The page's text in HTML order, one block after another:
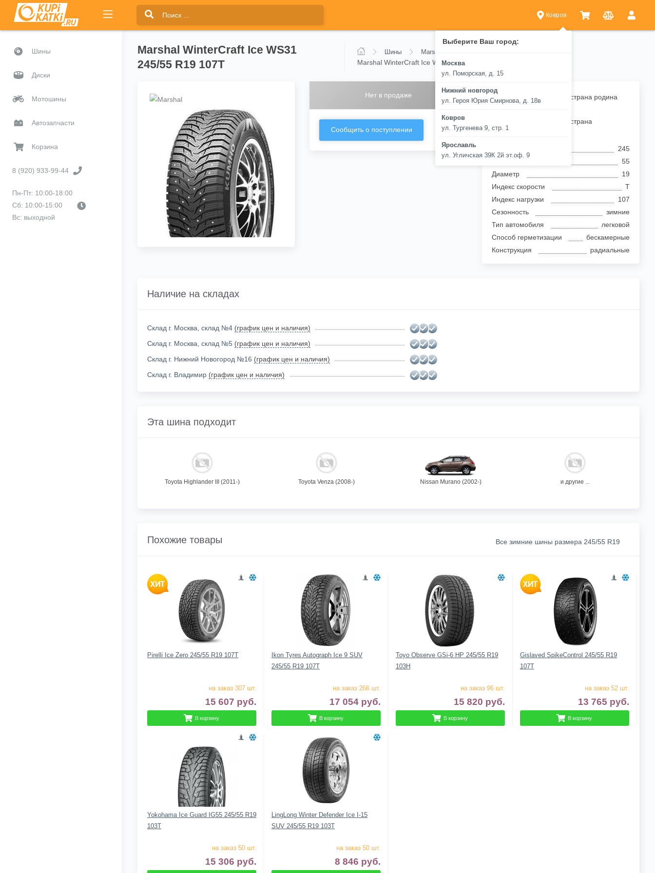
Ковров
Выберите Ваш город:
Москва
ул. Поморская, д. 15
Нижний новгород
ул. Героя Юрия Смирнова, д. 18в
Ковров
ул. Тургенева 9, стр. 1
Ярославль
ул. Угличская 39К 2й эт.оф. 9
Шины
Диски
Мотошины
Автозапчасти
Корзина
8 (920) 933-99-44
Пн-Пт: 10:00-18:00
Сб: 10:00-15:00
Вс: выходной
Marshal WinterCraft Ice WS31
245/55 R19 107T
Шины Marshal
Marshal WinterCraft Ice WS31 245/55 R19 107T
Нет в продаже
Сообщить о поступлении
Республика Корея — страна родина
Республика Корея — страна
производитель
245
Высота профиля
55
Диаметр
19
Индекс скорости
T
Индекс нагрузки
107
Сезонность
зимние
Тип автомобиля
легковой
Способ герметизации
бескамерные
Конструкция
радиальные
Наличие на складах
Склад г. Москва, склад №4 (график цен и наличия)
Склад г. Москва, склад №5 (график цен и наличия)
Склад г. Нижний Новогород №16 (график цен и наличия)
Склад г. Владимир (график цен и наличия)
Эта шина подходит
Toyota Highlander III (2011-) Toyota Venza (2008-) Nissan Murano (2002-) и другие ...
Похожие товары Все зимние шины размера 245/55 R19
Pirelli Ice Zero 245/55 R19 107T
на заказ 307 шт.
15 607 руб.
В корзину
Ikon Tyres Autograph Ice 9 SUV
245/55 R19 107T
на заказ 266 шт.
17 054 руб.
В корзину
Toyo Observe GSi-6 HP 245/55 R19
103H
на заказ 96 шт.
15 820 руб.
В корзину
Gislaved SpikeControl 245/55 R19
107T
на заказ 52 шт.
13 765 руб.
В корзину
Yokohama Ice Guard IG55 245/55 R19
103T
на заказ 50 шт.
15 306 руб.
LingLong Winter Defender Ice I-15
SUV 245/55 R19 103T
на заказ 50 шт.
8 846 руб.